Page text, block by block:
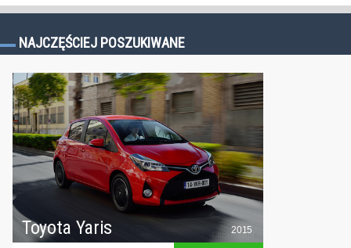
NAJCZĘŚCIEJ POSZUKIWANE
Toyota Yaris 2015